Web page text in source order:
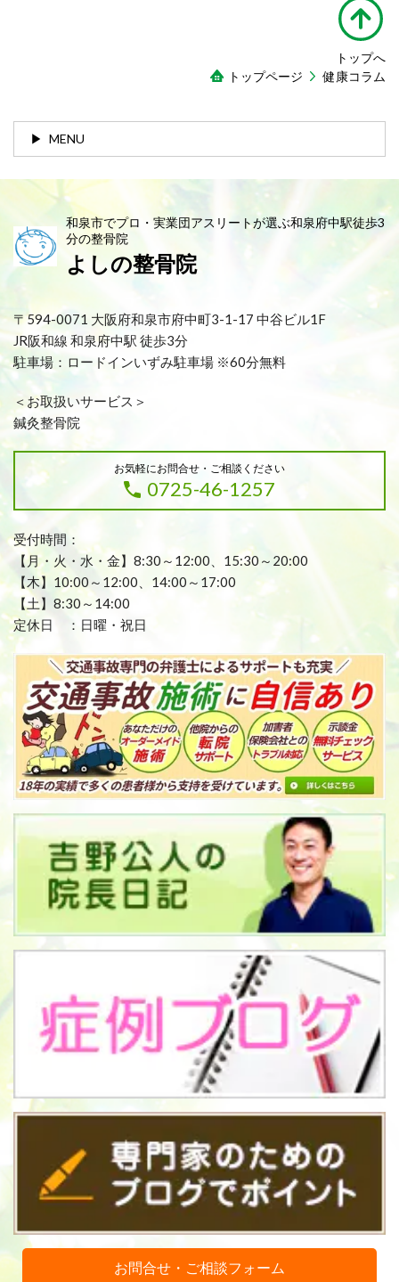
トップへ
トップページ
健康コラム
MENU
和泉市でプロ・実業団アスリートが選ぶ和泉府中駅徒歩3
分の整骨院
よしの整骨院
〒594-0071 大阪府和泉市府中町3-1-17 中谷ビル1F
JR阪和線 和泉府中駅 徒歩3分
駐車場：ロードインいずみ駐車場 ※60分無料
＜お取扱いサービス＞
鍼灸整骨院
お気軽にお問合せ・ご相談ください
0725-46-1257
受付時間：
【月・火・水・金】8:30～12:00、15:30～20:00
【木】10:00～12:00、14:00～17:00
【土】8:30～14:00
定休日 ：日曜・祝日
お問合せ・ご相談フォーム